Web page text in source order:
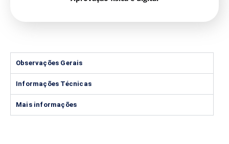
Observações Gerais
Informações Técnicas
Mais informações